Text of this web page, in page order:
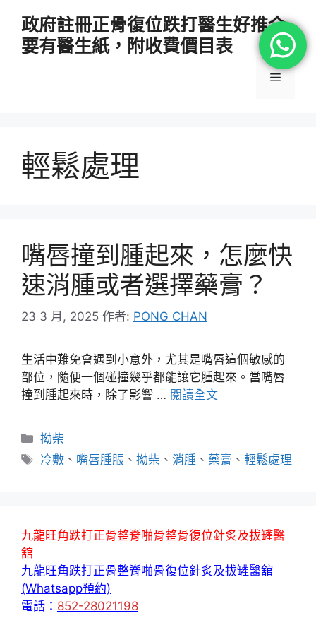
政府註冊正骨復位跌打醫生好推介
要有醫生紙，附收費價目表
選
輕鬆處理
嘴唇撞到腫起來，怎麼快
速消腫或者選擇藥膏？
23 3 月, 2025 作者: PONG CHAN
生活中難免會遇到小意外，尤其是嘴唇這個敏感的
部位，隨便一個碰撞幾乎都能讓它腫起來。當嘴唇
撞到腫起來時，除了影響 … 閱讀全文
分
類
拗柴
標
冷敷 、 嘴唇腫脹 、拗柴 、消腫 、 藥膏 、輕鬆處理
九龍旺角跌打正骨整脊啪骨整骨復位針炙及拔罐醫
舘
九龍旺角跌打正骨整脊啪骨復位針炙及拔罐醫舘
(Whatsapp預約)
電話： 852-28021198